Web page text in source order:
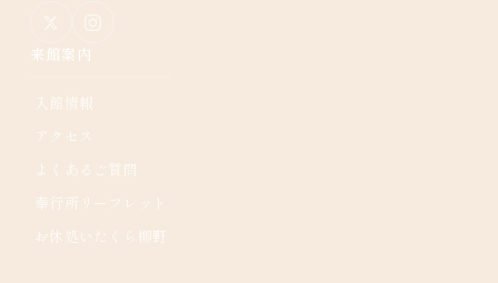
来館案内
入館情報
アクセス
よくあるご質問
奉行所リーフレット
お休処いたくら柳野